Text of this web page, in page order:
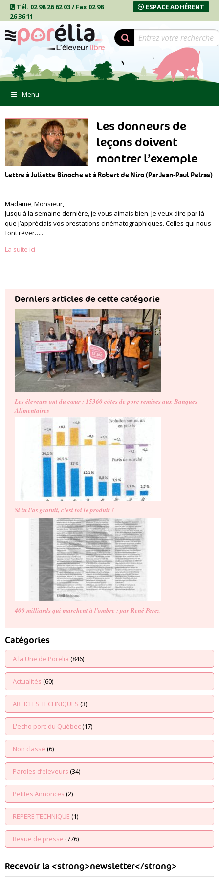
Tél. 02 98 26 62 03 / Fax 02 98
26 36 11
ESPACE ADHÉRENT
Menu
Les donneurs de
leçons doivent
montrer l’exemple
Lettre à Juliette Binoche et à Robert de Niro (Par Jean-Paul Pelras)
Madame, Monsieur,
Jusqu’à la semaine dernière, je vous aimais bien. Je veux dire par là
que j’appréciais vos prestations cinématographiques. Celles qui nous
font rêver…..
La suite ici
Derniers articles de cette catégorie
Les éleveurs ont du cœur : 15360 côtes de porc remises aux Banques
Alimentaires
Si tu l’as gratuit, c’est toi le produit !
400 milliards qui marchent à l’ombre : par René Perez
Catégories
A la Une de Porelia (846)
Actualités (60)
ARTICLES TECHNIQUES (3)
L'echo porc du Québec(17)
Non classé (6)
Paroles d’éleveurs (34)
Petites Annonces (2)
REPERE TECHNIQUE (1)
Revue de presse (776)
Recevoir la <strong>newsletter</strong>